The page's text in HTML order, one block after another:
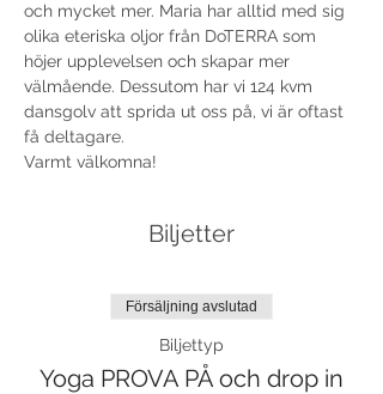
och mycket mer. Maria har alltid med sig
olika eteriska oljor från DoTERRA som
höjer upplevelsen och skapar mer
välmående. Dessutom har vi 124 kvm
dansgolv att sprida ut oss på, vi är oftast
få deltagare.
Varmt välkomna!
Biljetter
Försäljning avslutad
Biljettyp
Yoga PROVA PÅ och drop in